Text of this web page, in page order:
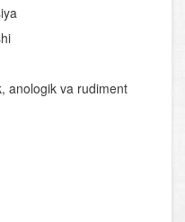
anologik va rudiment